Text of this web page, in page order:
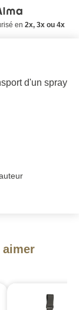
en 2x, 3x ou 4x
d'un spray
aimer